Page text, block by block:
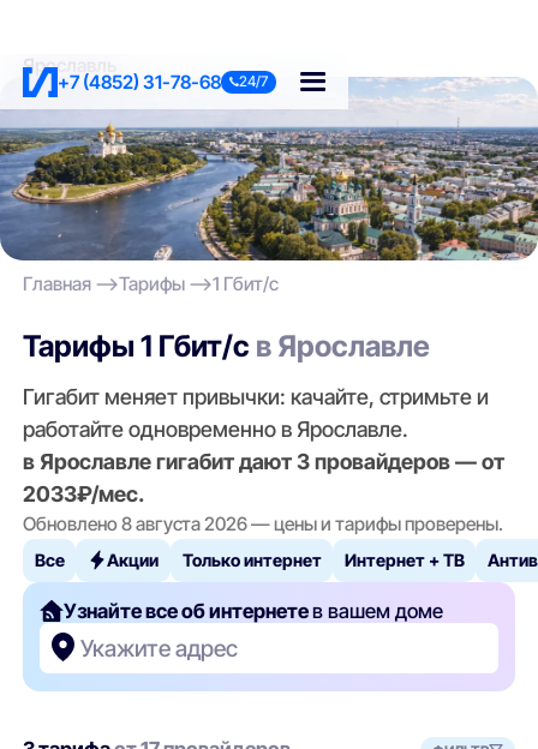
+7 (4852) 31-78-68 24/7
Ярославль
Главная Тарифы 1 Гбит/с
Тарифы 1 Гбит/с в Ярославле
Гигабит меняет привычки: качайте, стримьте и
работайте одновременно в Ярославле.
в Ярославле гигабит дают 3 провайдеров — от
2033₽/мес.
Обновлено 8 августа 2026 — цены и тарифы проверены.
Все Акции Только интернет Интернет + ТВ
Узнайте все об интернетев вашем доме
Укажите адрес